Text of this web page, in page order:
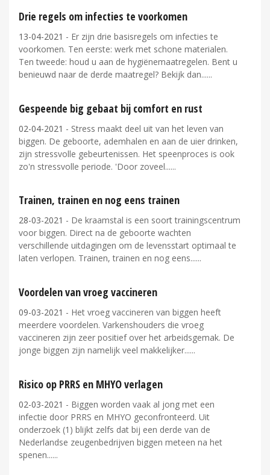
Drie regels om infecties te voorkomen
13-04-2021 - Er zijn drie basisregels om infecties te
voorkomen. Ten eerste: werk met schone materialen.
Ten tweede: houd u aan de hygiënemaatregelen. Bent u
benieuwd naar de derde maatregel? Bekijk dan...
Gespeende big gebaat bij comfort en rust
02-04-2021 - Stress maakt deel uit van het leven van
biggen. De geboorte, ademhalen en aan de uier drinken,
zijn stressvolle gebeurtenissen. Het speenproces is ook
zo'n stressvolle periode. 'Door zoveel...
Trainen, trainen en nog eens trainen
28-03-2021 - De kraamstal is een soort trainingscentrum
voor biggen. Direct na de geboorte wachten
verschillende uitdagingen om de levensstart optimaal te
laten verlopen. Trainen, trainen en nog eens...
Voordelen van vroeg vaccineren
09-03-2021 - Het vroeg vaccineren van biggen heeft
meerdere voordelen. Varkenshouders die vroeg
vaccineren zijn zeer positief over het arbeidsgemak. De
jonge biggen zijn namelijk veel makkelijker...
Risico op PRRS en MHYO verlagen
02-03-2021 - Biggen worden vaak al jong met een
infectie door PRRS en MHYO geconfronteerd. Uit
onderzoek (1) blijkt zelfs dat bij een derde van de
Nederlandse zeugenbedrijven biggen meteen na het
spenen...